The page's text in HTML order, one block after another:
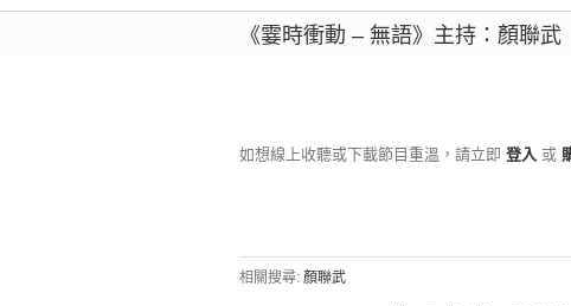
羅倫斯
《霎時衝動 – 無語》主持：顏聯武
如想線上收聽或下載節目重溫，請立即 登入 或
相關搜尋: 顏聯武